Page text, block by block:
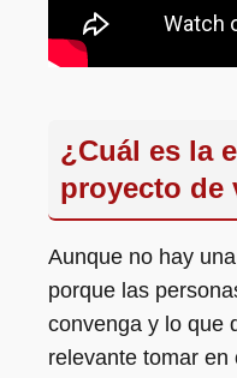
¿Cuál es la
proyecto de
Aunque no hay
porque las
convenga y lo que
relevante tomar